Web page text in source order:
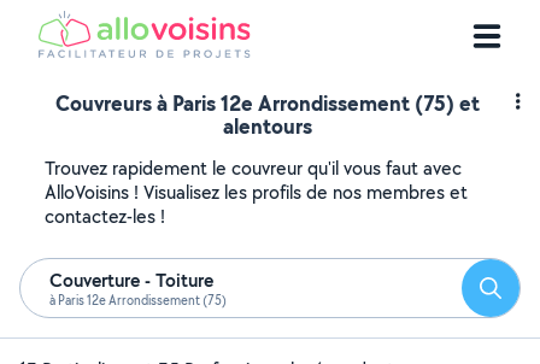
Couvreurs à Paris 12e Arrondissement (75) et
alentours
Trouvez rapidement le couvreur qu'il vous faut avec
AlloVoisins ! Visualisez les profils de nos membres et
contactez-les !
Couverture - Toiture
à Paris 12e Arrondissement (75)